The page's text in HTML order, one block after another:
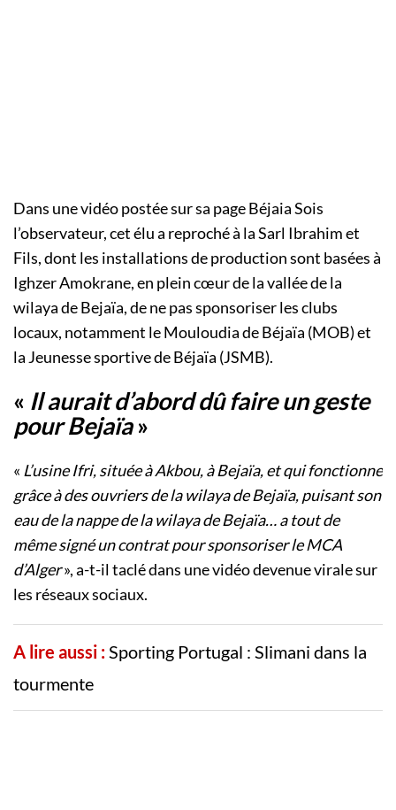
Dans une vidéo postée sur sa page Béjaia Sois
l’observateur, cet élu a reproché à la Sarl Ibrahim et
Fils, dont les installations de production sont basées à
Ighzer Amokrane, en plein cœur de la vallée de la
wilaya de Bejaïa, de ne pas sponsoriser les clubs
locaux, notamment le Mouloudia de Béjaïa (MOB) et
la Jeunesse sportive de Béjaïa (JSMB).
« Il aurait d’abord dû faire un geste
pour Bejaïa»
« L’usine Ifri, située à Akbou, à Bejaïa, et qui fonctionne
grâce à des ouvriers de la wilaya de Bejaïa, puisant son
eau de la nappe de la wilaya de Bejaïa… a tout de
même signé un contrat pour sponsoriser le MCA
d’Alger», a-t-il taclé dans une vidéo devenue virale sur
les réseaux sociaux.
A lire aussi :Sporting Portugal : Slimani dans la
tourmente